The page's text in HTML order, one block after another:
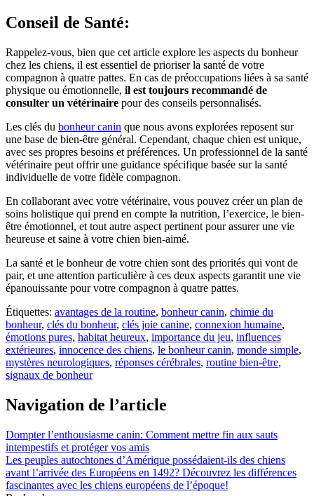
Conseil de Santé:
Rappelez-vous, bien que cet article explore les aspects du bonheur
chez les chiens, il est essentiel de prioriser la santé de votre
compagnon à quatre pattes. En cas de préoccupations liées à sa santé
physique ou émotionnelle, il est toujours recommandé de
consulter un vétérinaire pour des conseils personnalisés.
Les clés du bonheur canin que nous avons explorées reposent sur
une base de bien-être général. Cependant, chaque chien est unique,
avec ses propres besoins et préférences. Un professionnel de la santé
vétérinaire peut offrir une guidance spécifique basée sur la santé
individuelle de votre fidèle compagnon.
En collaborant avec votre vétérinaire, vous pouvez créer un plan de
soins holistique qui prend en compte la nutrition, l’exercice, le bien-
être émotionnel, et tout autre aspect pertinent pour assurer une vie
heureuse et saine à votre chien bien-aimé.
La santé et le bonheur de votre chien sont des priorités qui vont de
pair, et une attention particulière à ces deux aspects garantit une vie
épanouissante pour votre compagnon à quatre pattes.
Étiquettes: avantages de la routine, bonheur canin, chimie du
bonheur, clés du bonheur, clés joie canine, connexion humaine,
émotions pures, habitat heureux, importance du jeu, influences
extérieures, innocence des chiens, le bonheur canin, monde simple,
mystères neurologiques, réponses cérébrales, routine bien-être,
signaux de bonheur
Navigation de l’article
Dompter l’enthousiasme canin: Comment mettre fin aux sauts
intempestifs et protéger vos amis
Les peuples autochtones d’Amérique possédaient-ils des chiens
avant l’arrivée des Européens en 1492? Découvrez les différences
fascinantes avec les chiens européens de l’époque!